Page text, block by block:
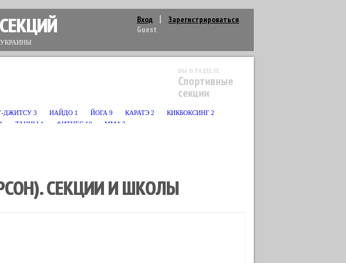
Вход
Зарегистрироваться
Guest
ВЫ В РАЗДЕЛЕ
Спортивные
секции
ДЖИТСУ 3 ИАЙДО 1 ЙОГА 9 КАРАТЭ 2 КИКБОКСИНГ 2
1 ТАНЦЫ 1 ФИТНЕС 10 MMA 2
СЕКЦИИ И ШКОЛЫ